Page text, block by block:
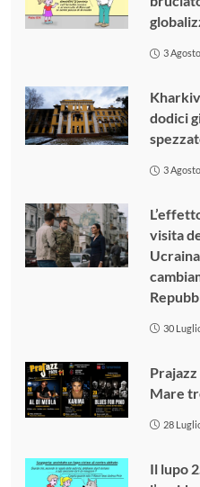
3
dodici
3
visita
30
Mare
28
Il lupo